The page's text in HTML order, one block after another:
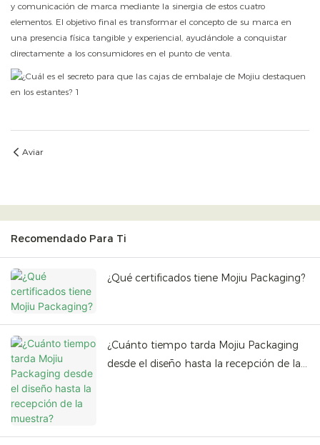
y comunicación de marca mediante la sinergia de estos cuatro
elementos. El objetivo final es transformar el concepto de su marca en
una presencia física tangible y experiencial, ayudándole a conquistar
directamente a los consumidores en el punto de venta.
Aviar
Recomendado Para Ti
¿Qué certificados tiene Mojiu Packaging?
¿Cuánto tiempo tarda Mojiu Packaging
desde el diseño hasta la recepción de la